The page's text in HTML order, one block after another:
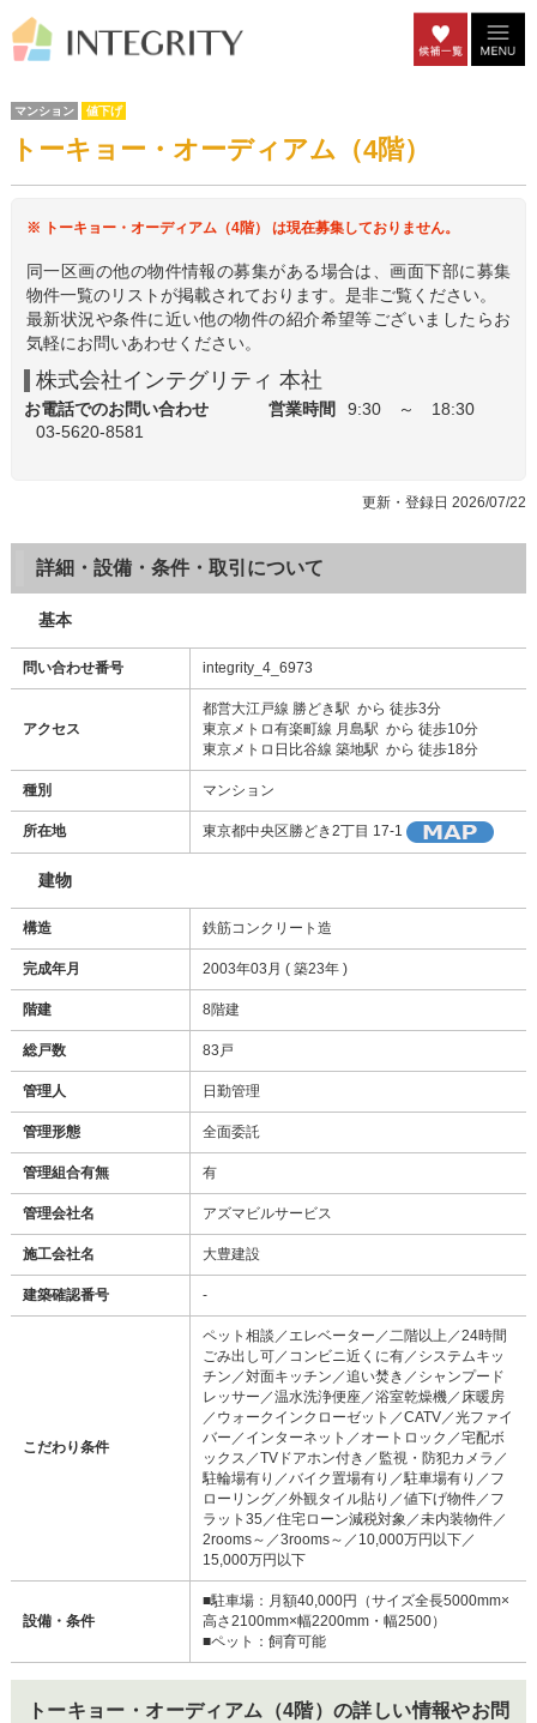
マンション 値下げ
トーキョー・オーディアム（4階）
※ トーキョー・オーディアム（4階） は現在募集しておりません。
同一区画の他の物件情報の募集がある場合は、画面下部に募集
物件一覧のリストが掲載されております。是非ご覧ください。
最新状況や条件に近い他の物件の紹介希望等ございましたらお
気軽にお問いあわせください。
株式会社インテグリティ 本社
お電話でのお問い合わせ
03-5620-8581
営業時間 9:30 ～ 18:30
更新・登録日 2026/07/22
詳細・設備・条件・取引について
基本
問い合わせ番号 integrity_4_6973
アクセス
都営大江戸線 勝どき駅 から 徒歩3分
東京メトロ有楽町線 月島駅 から 徒歩10分
東京メトロ日比谷線 築地駅 から 徒歩18分
種別 マンション
所在地 東京都中央区勝どき2丁目 17-1
建物
構造 鉄筋コンクリート造
完成年月 2003年03月 ( 築23年 )
階建 8階建
総戸数 83戸
管理人 日勤管理
管理形態 全面委託
管理組合有無 有
管理会社名 アズマビルサービス
施工会社名 大豊建設
建築確認番号 -
こだわり条件
ペット相談／エレベーター／二階以上／24時間
ごみ出し可／コンビニ近くに有／システムキッ
チン／対面キッチン／追い焚き／シャンプード
レッサー／温水洗浄便座／浴室乾燥機／床暖房
／ウォークインクローゼット／CATV／光ファイ
バー／インターネット／オートロック／宅配ボ
ックス／TVドアホン付き／監視・防犯カメラ／
駐輪場有り／バイク置場有り／駐車場有り／フ
ローリング／外観タイル貼り／値下げ物件／フ
ラット35／住宅ローン減税対象／未内装物件／
2rooms～／3rooms～／10,000万円以下／
15,000万円以下
設備・条件
■駐車場：月額40,000円（サイズ全長5000mm×
高さ2100mm×幅2200mm・幅2500）
■ペット：飼育可能
トーキョー・オーディアム（4階）の詳しい情報やお問